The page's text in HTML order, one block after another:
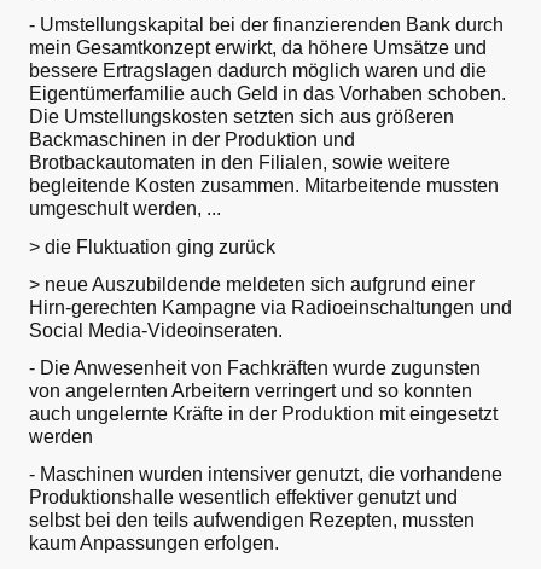
- Umstellungskapital bei der finanzierenden Bank durch
mein Gesamtkonzept erwirkt, da höhere Umsätze und
bessere Ertragslagen dadurch möglich waren und die
Eigentümerfamilie auch Geld in das Vorhaben schoben.
Die Umstellungskosten setzten sich aus größeren
Backmaschinen in der Produktion und
Brotbackautomaten in den Filialen, sowie weitere
begleitende Kosten zusammen. Mitarbeitende mussten
umgeschult werden, ...
> die Fluktuation ging zurück
> neue Auszubildende meldeten sich aufgrund einer
Hirn-gerechten Kampagne via Radioeinschaltungen und
Social Media-Videoinseraten.
- Die Anwesenheit von Fachkräften wurde zugunsten
von angelernten Arbeitern verringert und so konnten
auch ungelernte Kräfte in der Produktion mit eingesetzt
werden
- Maschinen wurden intensiver genutzt, die vorhandene
Produktionshalle wesentlich effektiver genutzt und
selbst bei den teils aufwendigen Rezepten, mussten
kaum Anpassungen erfolgen.